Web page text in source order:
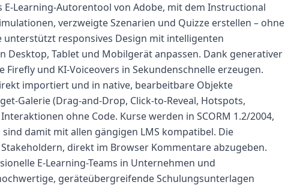
Learning-Autorentool von Adobe, mit dem Instructional
verzweigte Szenarien und Quizze erstellen – ohne
responsives Design mit intelligenten
Desktop, Tablet und Mobilgerät anpassen. Dank generativer
Firefly und KI-Voiceovers in Sekundenschnelle erzeugen.
importiert und in native, bearbeitbare Objekte
Galerie (Drag-and-Drop, Click-to-Reveal, Hotspots,
ohne Code. Kurse werden in SCORM 1.2/2004,
sind damit mit allen gängigen LMS kompatibel. Die
direkt im Browser Kommentare abzugeben.
E-Learning-Teams in Unternehmen und
geräteübergreifende Schulungsunterlagen